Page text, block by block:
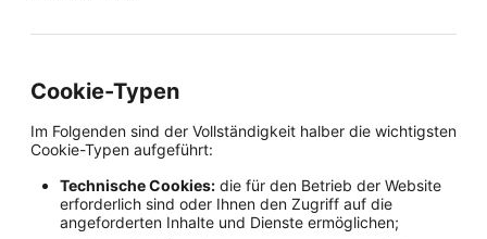
Cookie-Typen
Im Folgenden sind der Vollständigkeit halber die wichtigsten
Cookie-Typen aufgeführt:
Technische Cookies: die für den Betrieb der Website
erforderlich sind oder Ihnen den Zugriff auf die
angeforderten Inhalte und Dienste ermöglichen;